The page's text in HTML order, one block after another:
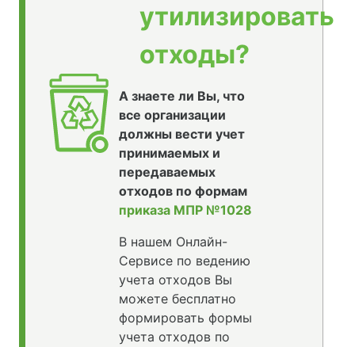
утилизировать
отходы?
А знаете ли Вы, что
все организации
должны вести учет
принимаемых и
передаваемых
отходов по формам
приказа МПР №1028
В нашем Онлайн-
Сервисе по ведению
учета отходов Вы
можете бесплатно
формировать формы
учета отходов по